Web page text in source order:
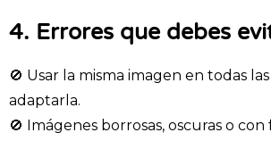
4. Errores que debes
🚫 Usar la misma imagen en todas
adaptarla.
🚫 Imágenes borrosas, oscuras o con